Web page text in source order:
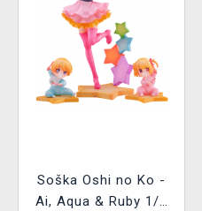
Soška Oshi no Ko -
Ai, Aqua & Ruby 1/6